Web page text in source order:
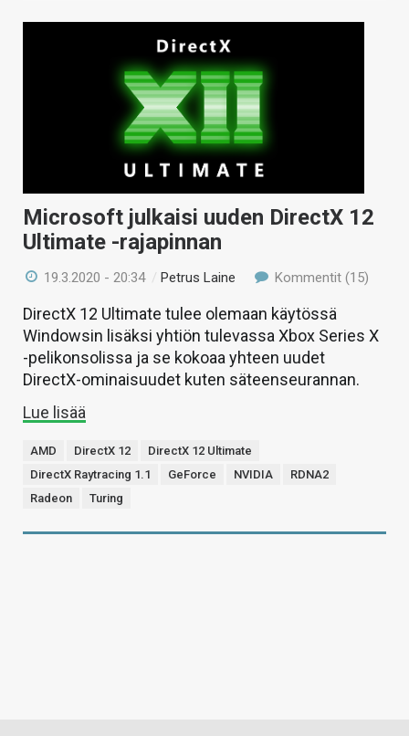
Microsoft julkaisi uuden DirectX 12
Ultimate -rajapinnan
19.3.2020 - 20:34 /Petrus Laine Kommentit (15)
DirectX 12 Ultimate tulee olemaan käytössä
Windowsin lisäksi yhtiön tulevassa Xbox Series X
-pelikonsolissa ja se kokoaa yhteen uudet
DirectX-ominaisuudet kuten säteenseurannan.
Lue lisää
AMD DirectX 12
DirectX 12 Ultimate
DirectX Raytracing 1.1
GeForce NVIDIA
RDNA2
Radeon
Turing